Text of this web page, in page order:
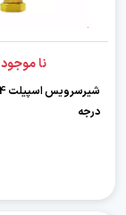
نا موجود
درجه